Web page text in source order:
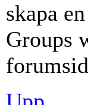
skapa
Groups